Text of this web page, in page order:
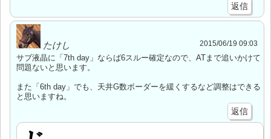
返信
たけし 2015/06/19 09:03
サブ液晶に「7th day」ならば6スルー確定なので、ATまで追いかけて
問題ないと思います。
また「6th day」でも、天井G数ボーダーを緩くするなど調整はできる
と思いますね。
返信